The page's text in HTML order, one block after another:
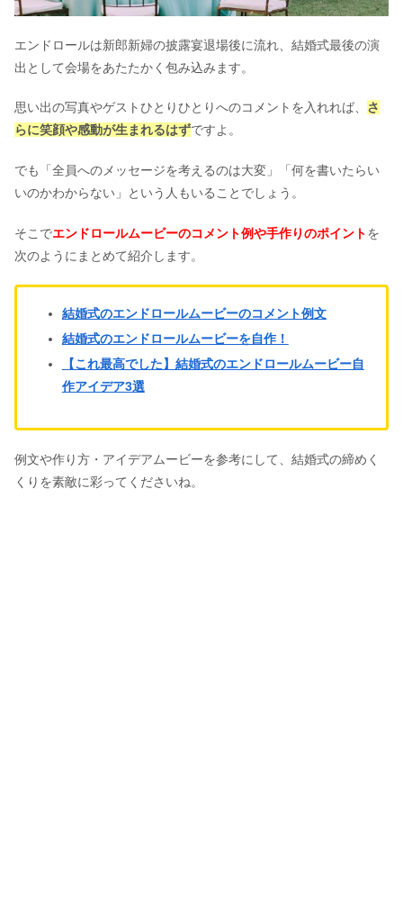
エンドロールは新郎新婦の披露宴退場後に流れ、結婚式最後の演
出として会場をあたたかく包み込みます。
思い出の写真やゲストひとりひとりへのコメントを入れれば、
さ
らに笑顔や感動が生まれるはずですよ。
でも「全員へのメッセージを考えるのは大変」「何を書いたらい
いのかわからない」という人もいることでしょう。
そこでエンドロールムービーのコメント例や手作りのポイントを
次のようにまとめて紹介します。
結婚式のエンドロールムービーのコメント例文
結婚式のエンドロールムービーを自作！
【これ最高でした】結婚式のエンドロールムービー自
作アイデア3選
例文や作り方・アイデアムービーを参考にして、結婚式の締めく
くりを素敵に彩ってくださいね。